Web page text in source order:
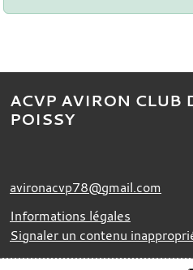
ACVP AVIRON CLUB
POISSY
avironacvp78@gmail.com
Informations légales
Signaler un contenu